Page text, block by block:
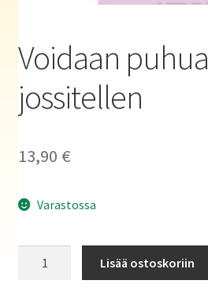
Voidaan puhua
jossitellen
13,90 €
Varastossa
Lisää ostoskoriin